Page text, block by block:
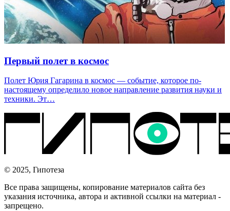
Первый полет в космос
Полет Юрия Гагарина в космос — событие, которое по-
настоящему определило новое направление развития науки и
техники. Эт…
© 2025, Гипотеза
Все права защищены, копирование материалов сайта без
указания источника, автора и активной ссылки на материал -
запрещено.